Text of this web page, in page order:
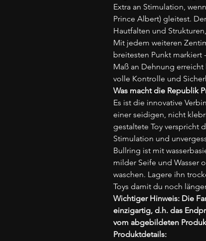
Extra an Stimulation,
Prince Albert) gleitest.
Hautfalten und
Mit jedem weiteren
breitesten Punkt markiert
Maß an Dehnung
volle Kontrolle und
Was macht die Republik
Es ist die innovative
einer seidigen, nicht
gestaltete Toy verspricht
Stimulation und
Bullring ist mit
milder Seife und Wasser
waschen. Lagere ihn
Toys damit du noch
Wichtiger Hinweis: Die
einzigartig, d.h. das
vom abgebildeten
Produktdetails: